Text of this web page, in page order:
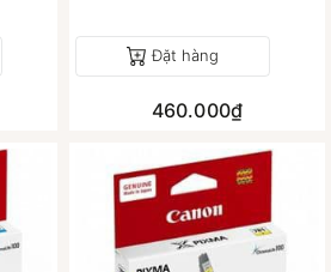
Đặt hàng
460.000₫